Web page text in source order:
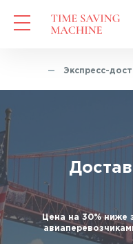
— Экспресс-
Цена на 30% ниже